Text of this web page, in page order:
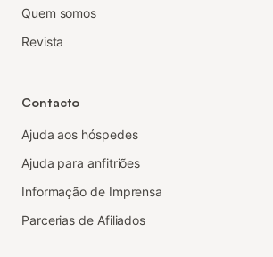
Quem somos
Revista
Contacto
Ajuda aos hóspedes
Ajuda para anfitriões
Informação de Imprensa
Parcerias de Afiliados